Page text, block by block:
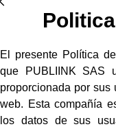
El presente Política
que PUBLIINK SAS
proporcionada por
web. Esta compañía
los datos de sus